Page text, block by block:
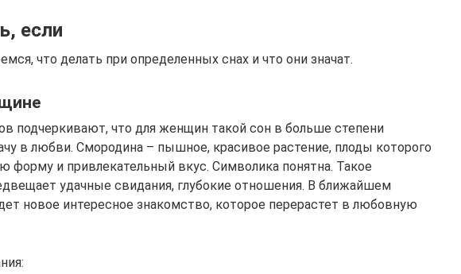
если
что делать при определенных снах и что они значат.
подчеркивают, что для женщин такой сон в больше степени
в любви. Смородина – пышное, красивое растение, плоды которого
форму и привлекательный вкус. Символика понятна. Такое
удачные свидания, глубокие отношения. В ближайшем
новое интересное знакомство, которое перерастет в любовную